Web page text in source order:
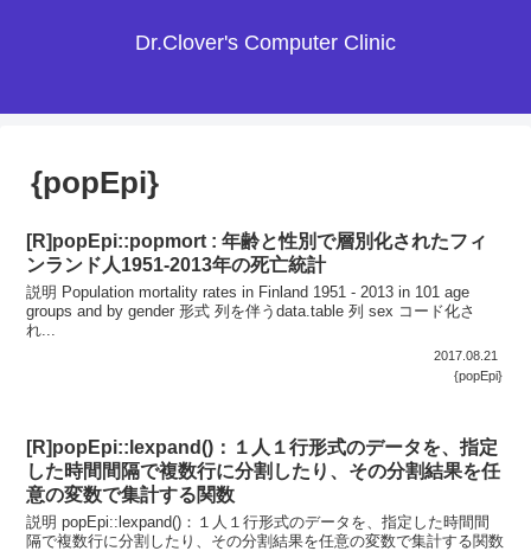
Dr.Clover's Computer Clinic
{popEpi}
[R]popEpi::popmort : 年齢と性別で層別化されたフィ
ンランド人1951-2013年の死亡統計
説明 Population mortality rates in Finland 1951 - 2013 in 101 age
groups and by gender 形式 列を伴うdata.table 列 sex コード化さ
れ...
2017.08.21
{popEpi}
[R]popEpi::lexpand()：１人１行形式のデータを、指定
した時間間隔で複数行に分割したり、その分割結果を任
意の変数で集計する関数
説明 popEpi::lexpand()：１人１行形式のデータを、指定した時間間
隔で複数行に分割したり、その分割結果を任意の変数で集計する関数